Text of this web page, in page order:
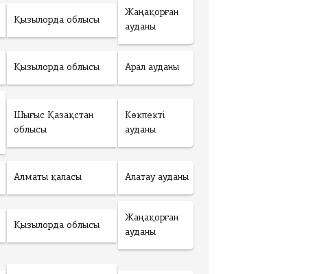
Қызылорда облысы
Жаңақорған
ауданы
Қызылорда облысы Арал ауданы
Шығыс Қазақстан
облысы
Көкпекті
ауданы
Алматы қаласы Алатау ауданы
Қызылорда облысы
Жаңақорған
ауданы